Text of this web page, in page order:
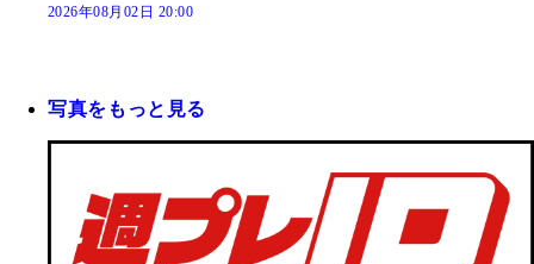
2026年08月02日 20:00
写真をもっと見る